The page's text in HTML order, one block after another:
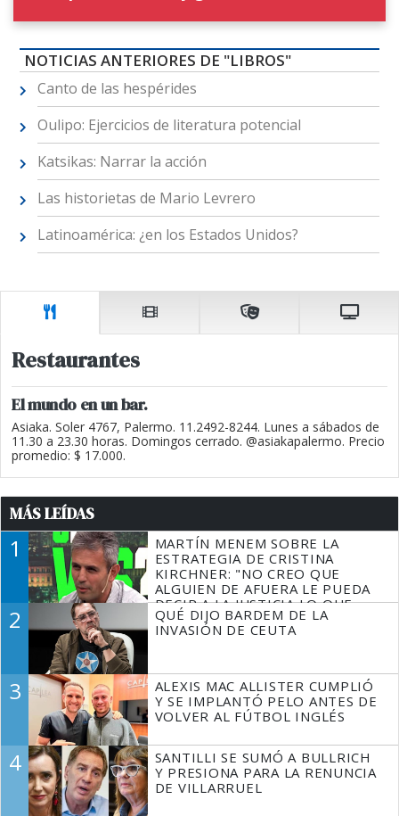
NOTICIAS ANTERIORES DE "LIBROS"
Canto de las hespérides
Oulipo: Ejercicios de literatura potencial
Katsikas: Narrar la acción
Las historietas de Mario Levrero
Latinoamérica: ¿en los Estados Unidos?
Restaurantes
El mundo en un bar.
Asiaka. Soler 4767, Palermo. 11.2492-8244. Lunes a sábados de
11.30 a 23.30 horas. Domingos cerrado. @asiakapalermo. Precio
promedio: $ 17.000.
MÁS LEÍDAS
1
MARTÍN MENEM SOBRE LA
ESTRATEGIA DE CRISTINA
KIRCHNER: "NO CREO QUE
ALGUIEN DE AFUERA LE PUEDA
DECIR A LA JUSTICIA LO QUE
TIENE QUE HACER"
2
QUÉ DIJO BARDEM DE LA
INVASIÓN DE CEUTA
3
ALEXIS MAC ALLISTER CUMPLIÓ
Y SE IMPLANTÓ PELO ANTES DE
VOLVER AL FÚTBOL INGLÉS
4
SANTILLI SE SUMÓ A BULLRICH
Y PRESIONA PARA LA RENUNCIA
DE VILLARRUEL